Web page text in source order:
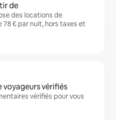
de
des locations de
78 € par nuit, hors taxes et
vérifiés
vérifiés pour vous